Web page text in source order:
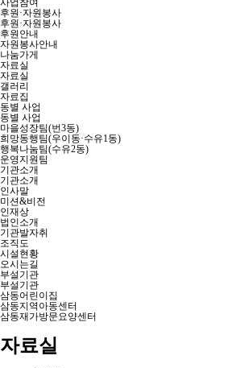
사업참여
후원·자원봉사
후원·자원봉사
후원안내
자원봉사안내
나눔가게
자료실
자료실
갤러리
자료집
동별 사업
동별 사업
마을성장팀(번3동)
희망동행팀(우이동·수유1동)
행복나눔팀(수유2동)
운영지원팀
기관소개
기관소개
인사말
미션&비전
인재상
법인소개
기관발자취
조직도
시설현황
오시는길
부설기관
부설기관
삼동어린이집
삼동지역아동센터
삼동재가방문요양센터
자료실